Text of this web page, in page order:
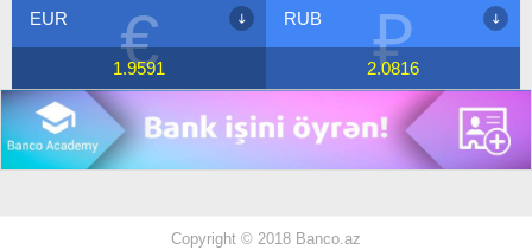
₽
RUB
2.0816 $
USD
1.7
Copyright © 2018 Banco.az